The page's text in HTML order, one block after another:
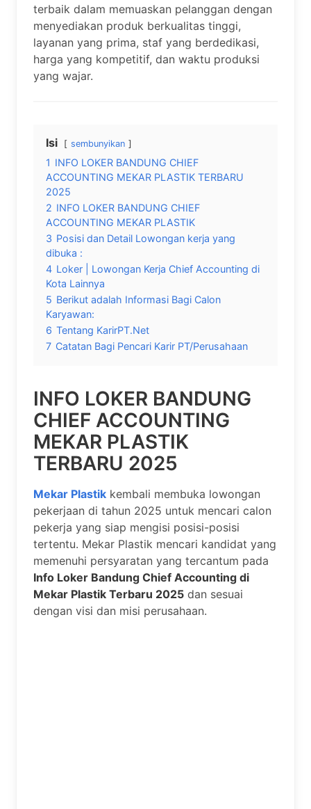
terbaik dalam memuaskan pelanggan dengan
menyediakan produk berkualitas tinggi,
layanan yang prima, staf yang berdedikasi,
harga yang kompetitif, dan waktu produksi
yang wajar.
Isi sembunyikan
1 INFO LOKER BANDUNG CHIEF
ACCOUNTING MEKAR PLASTIK TERBARU
2025
2 INFO LOKER BANDUNG CHIEF
ACCOUNTING MEKAR PLASTIK
3 Posisi dan Detail Lowongan kerja yang
dibuka :
4 Loker | Lowongan Kerja Chief Accounting di
Kota Lainnya
5 Berikut adalah Informasi Bagi Calon
Karyawan:
6 Tentang KarirPT.Net
7 Catatan Bagi Pencari Karir PT/Perusahaan
INFO LOKER BANDUNG
CHIEF ACCOUNTING
MEKAR PLASTIK
TERBARU 2025
Mekar Plastik kembali membuka lowongan
pekerjaan di tahun 2025 untuk mencari calon
pekerja yang siap mengisi posisi-posisi
tertentu. Mekar Plastik mencari kandidat yang
memenuhi persyaratan yang tercantum pada
Info Loker Bandung Chief Accounting di
Mekar Plastik Terbaru 2025 dan sesuai
dengan visi dan misi perusahaan.